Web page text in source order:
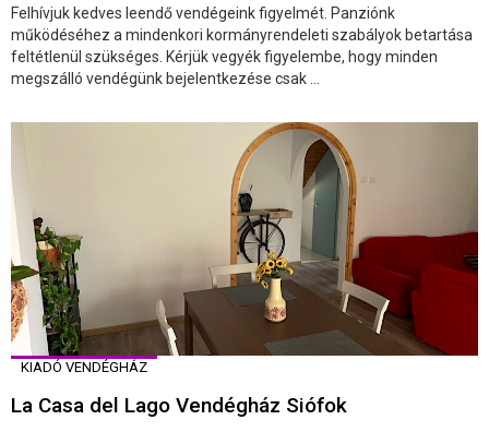
Felhívjuk kedves leendő vendégeink figyelmét. Panziónk
működéséhez a mindenkori kormányrendeleti szabályok betartása
feltétlenül szükséges. Kérjük vegyék figyelembe, hogy minden
megszálló vendégünk bejelentkezése csak ...
KIADÓ VENDÉGHÁZ
La Casa del Lago Vendégház Siófok